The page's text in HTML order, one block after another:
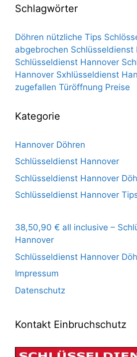
Schlagwörter
Döhren nützliche Tips
abgebrochen Schlüsseldienst
Schlüsseldienst Hannover
Hannover Sxhlüsseldienst
zugefallen Türöffnung Preise
Kategorie
Hannover Döhren
Schlüsseldienst Hannover
Schlüsseldienst Hannover
Schlüsseldienst Hannover
38,50,90 € all inclusive –
Hannover
Schlüsseldienst Hannover
Impressum
Datenschutz
Kontakt Einbruchschutz